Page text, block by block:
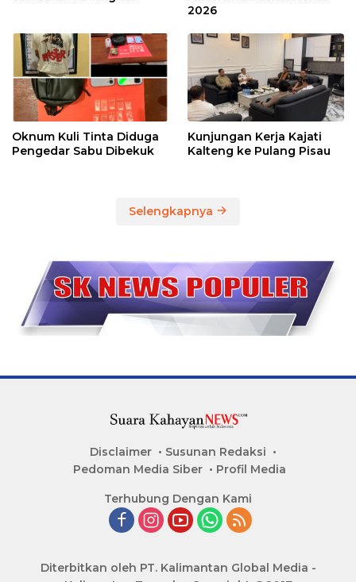
2026
Oknum Kuli Tinta Diduga
Pengedar Sabu Dibekuk
Kunjungan Kerja Kajati
Kalteng ke Pulang Pisau
Selengkapnya
Disclaimer
Susunan Redaksi
Pedoman Media Siber
Profil Media
Terhubung Dengan Kami
Diterbitkan oleh PT. Kalimantan Global Media -